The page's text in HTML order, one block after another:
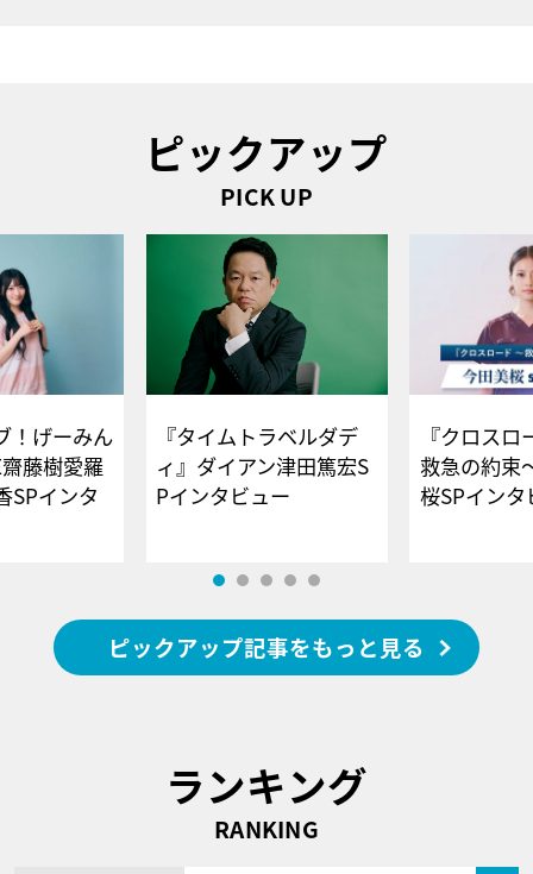
ピックアップ
PICK UP
！げーみん
藤樹愛羅
SPインタ
『タイムトラベルダデ
ィ』ダイアン津田篤宏S
Pインタビュー
『クロス
救急の約束
桜SPイ
ピックアップ記事をもっと見る
ランキング
RANKING